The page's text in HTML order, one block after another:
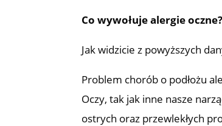
Co wywołuje alergie oczne?
Jak widzicie z powyższych
Problem chorób o podłożu
Oczy, tak jak inne nasze
ostrych oraz przewlekłych